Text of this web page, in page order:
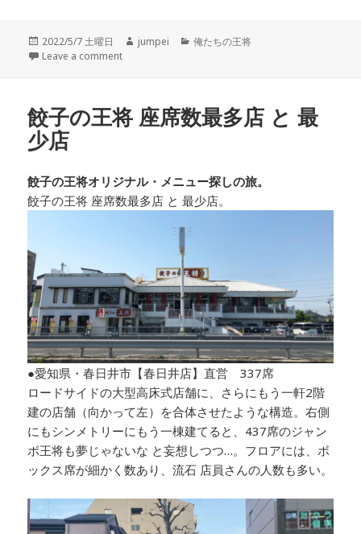
投
稿
2022/5/7 土曜日
作
jumpei
カ
俺たちの王将
Leave a comment
餃子の王将 座席数最多店 と 最
少店
餃子の王将オリジナル・メニュー探しの旅。
餃子の王将 座席数最多店 と 最少店。
●愛知県・春日井市【春日井店】直営 337席
ロードサイドの大型高床式店舗に、さらにもう一軒2階
建の店舗（向かって左）を合体させたような構造。右側
にもシンメトリーにもう一棟建てると、437席のジャン
ボ王将も夢じゃないな と妄想しつつ…。フロアには、ボ
ックス席が細かく数あり、流石 店員さんの人数も多い。